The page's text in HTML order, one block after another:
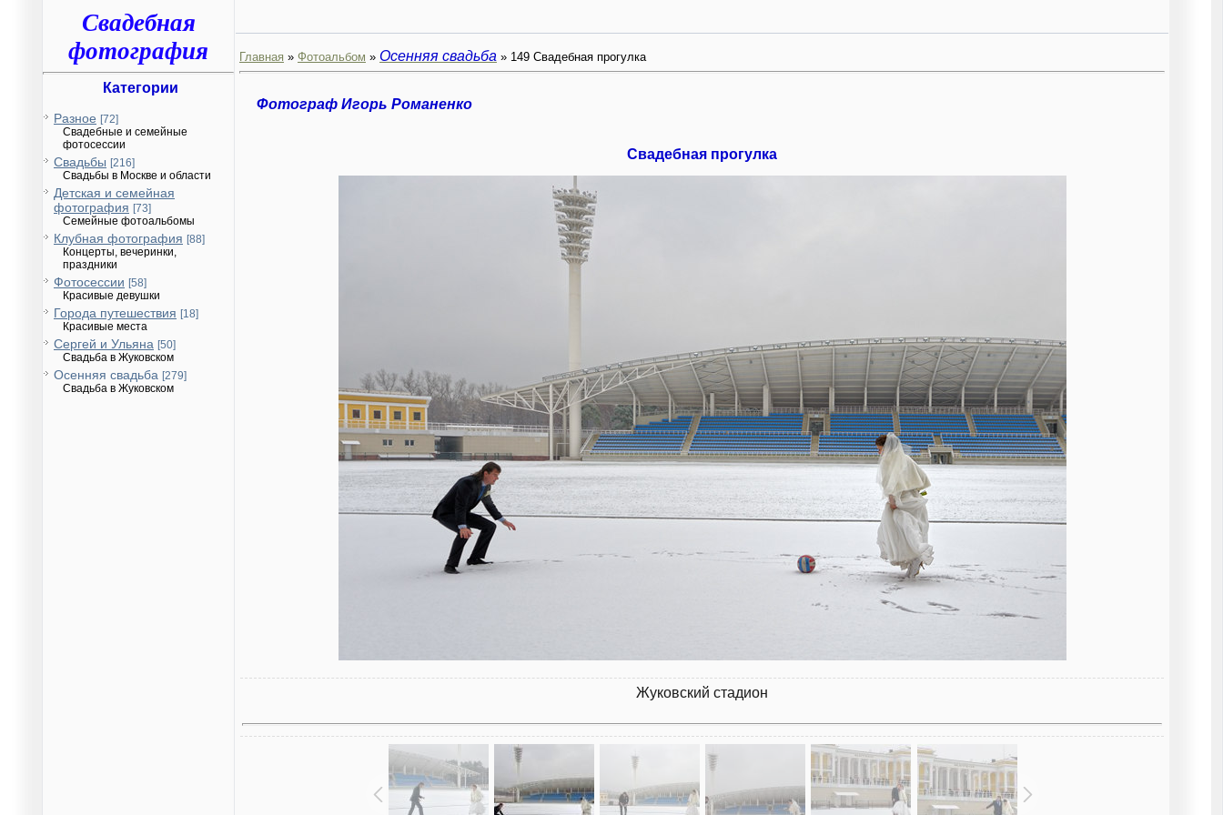
Свадебная
фотография
Категории
Разное [72]
Свадебные и семейные
фотосессии
Свадьбы [216]
Свадьбы в Москве и области
Детская и семейная
фотография [73]
Семейные фотоальбомы
Клубная фотография [88]
Концерты, вечеринки,
праздники
Фотосессии [58]
Красивые девушки
Города путешествия [18]
Красивые места
Сергей и Ульяна [50]
Свадьба в Жуковском
Осенняя свадьба [279]
Свадьба в Жуковском
Главная » Фотоальбом » Осенняя свадьба » 149 Свадебная прогулка
Фотограф Игорь Романенко
Свадебная прогулка
Жуковский стадион